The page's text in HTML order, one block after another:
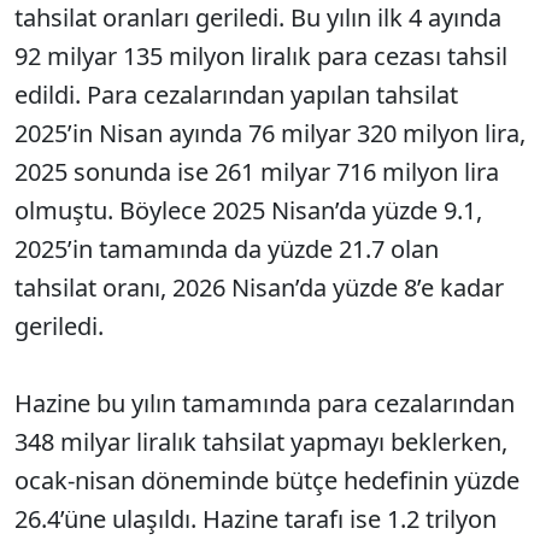
tahsilat oranları geriledi. Bu yılın ilk 4 ayında
92 milyar 135 milyon liralık para cezası tahsil
edildi. Para cezalarından yapılan tahsilat
2025’in Nisan ayında 76 milyar 320 milyon lira,
2025 sonunda ise 261 milyar 716 milyon lira
olmuştu. Böylece 2025 Nisan’da yüzde 9.1,
2025’in tamamında da yüzde 21.7 olan
tahsilat oranı, 2026 Nisan’da yüzde 8’e kadar
geriledi.
Hazine bu yılın tamamında para cezalarından
348 milyar liralık tahsilat yapmayı beklerken,
ocak-nisan döneminde bütçe hedefinin yüzde
26.4’üne ulaşıldı. Hazine tarafı ise 1.2 trilyon